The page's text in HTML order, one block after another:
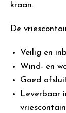
kraan.
De
Veilig en
Wind- en
Goed
Leverbaar